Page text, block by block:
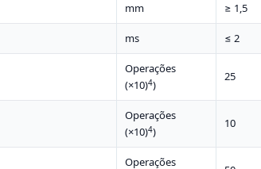
mm ≥ 1,5
ms ≤ 2
Operações
(×10)4)
25
Operações
(×10)4)
10
Operações